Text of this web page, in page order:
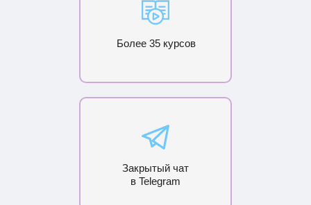
Более 35 курсов
Закрытый чат
в Telegram